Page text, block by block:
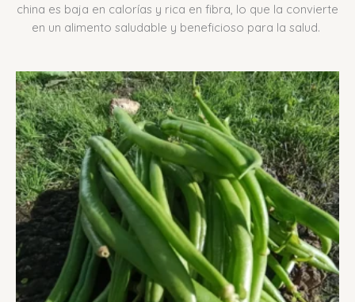
china es baja en calorías y rica en fibra, lo que la convierte
en un alimento saludable y beneficioso para la salud.